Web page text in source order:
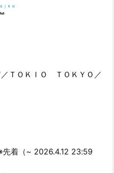
ＴＯＫＩＯ ＴＯＫＹＯ／
着（~ 2026.4.12 23:59